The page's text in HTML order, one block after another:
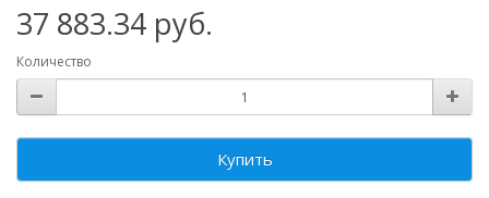
37 883.34 руб.
Количество
Купить